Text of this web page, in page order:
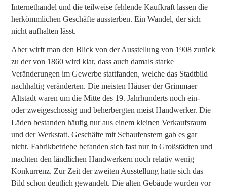
Internethandel und die teilweise fehlende Kaufkraft lassen die
herkömmlichen Geschäfte aussterben. Ein Wandel, der sich
nicht aufhalten lässt.
Aber wirft man den Blick von der Ausstellung von 1908 zurück
zu der von 1860 wird klar, dass auch damals starke
Veränderungen im Gewerbe stattfanden, welche das Stadtbild
nachhaltig veränderten. Die meisten Häuser der Grimmaer
Altstadt waren um die Mitte des 19. Jahrhunderts noch ein-
oder zweigeschossig und beherbergten meist Handwerker. Die
Läden bestanden häufig nur aus einem kleinen Verkaufsraum
und der Werkstatt. Geschäfte mit Schaufenstern gab es gar
nicht. Fabrikbetriebe befanden sich fast nur in Großstädten und
machten den ländlichen Handwerkern noch relativ wenig
Konkurrenz. Zur Zeit der zweiten Ausstellung hatte sich das
Bild schon deutlich gewandelt. Die alten Gebäude wurden vor